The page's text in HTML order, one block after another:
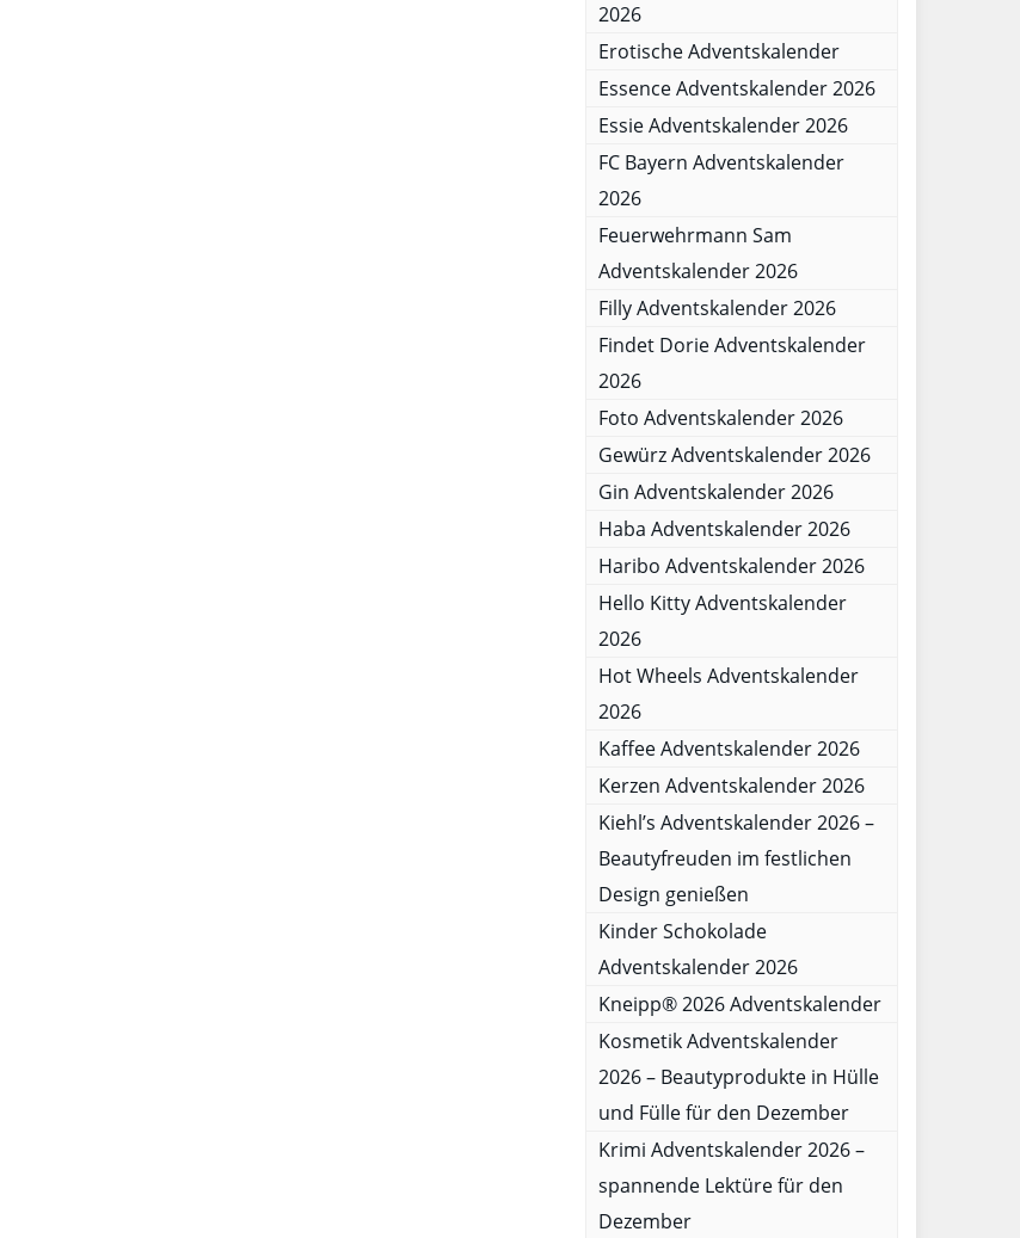
2026
Erotische Adventskalender
Essence Adventskalender 2026
Essie Adventskalender 2026
FC Bayern Adventskalender
2026
Feuerwehrmann Sam
Adventskalender 2026
Filly Adventskalender 2026
Findet Dorie Adventskalender
2026
Foto Adventskalender 2026
Gewürz Adventskalender 2026
Gin Adventskalender 2026
Haba Adventskalender 2026
Haribo Adventskalender 2026
Hello Kitty Adventskalender
2026
Hot Wheels Adventskalender
2026
Kaffee Adventskalender 2026
Kerzen Adventskalender 2026
Kiehl’s Adventskalender 2026 –
Beautyfreuden im festlichen
Design genießen
Kinder Schokolade
Adventskalender 2026
Kneipp® 2026 Adventskalender
Kosmetik Adventskalender
2026 – Beautyprodukte in Hülle
und Fülle für den Dezember
Krimi Adventskalender 2026 –
spannende Lektüre für den
Dezember